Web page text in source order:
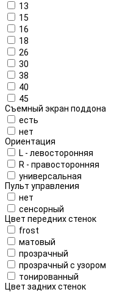
13
15
16
18
26
30
38
40
45
Съемный экран поддона
есть
нет
Ориентация
L - левосторонняя
R - правосторонняя
универсальная
Пульт управления
нет
сенсорный
Цвет передних стенок
frost
матовый
прозрачный
прозрачный с узором
тонированный
Цвет задних стенок